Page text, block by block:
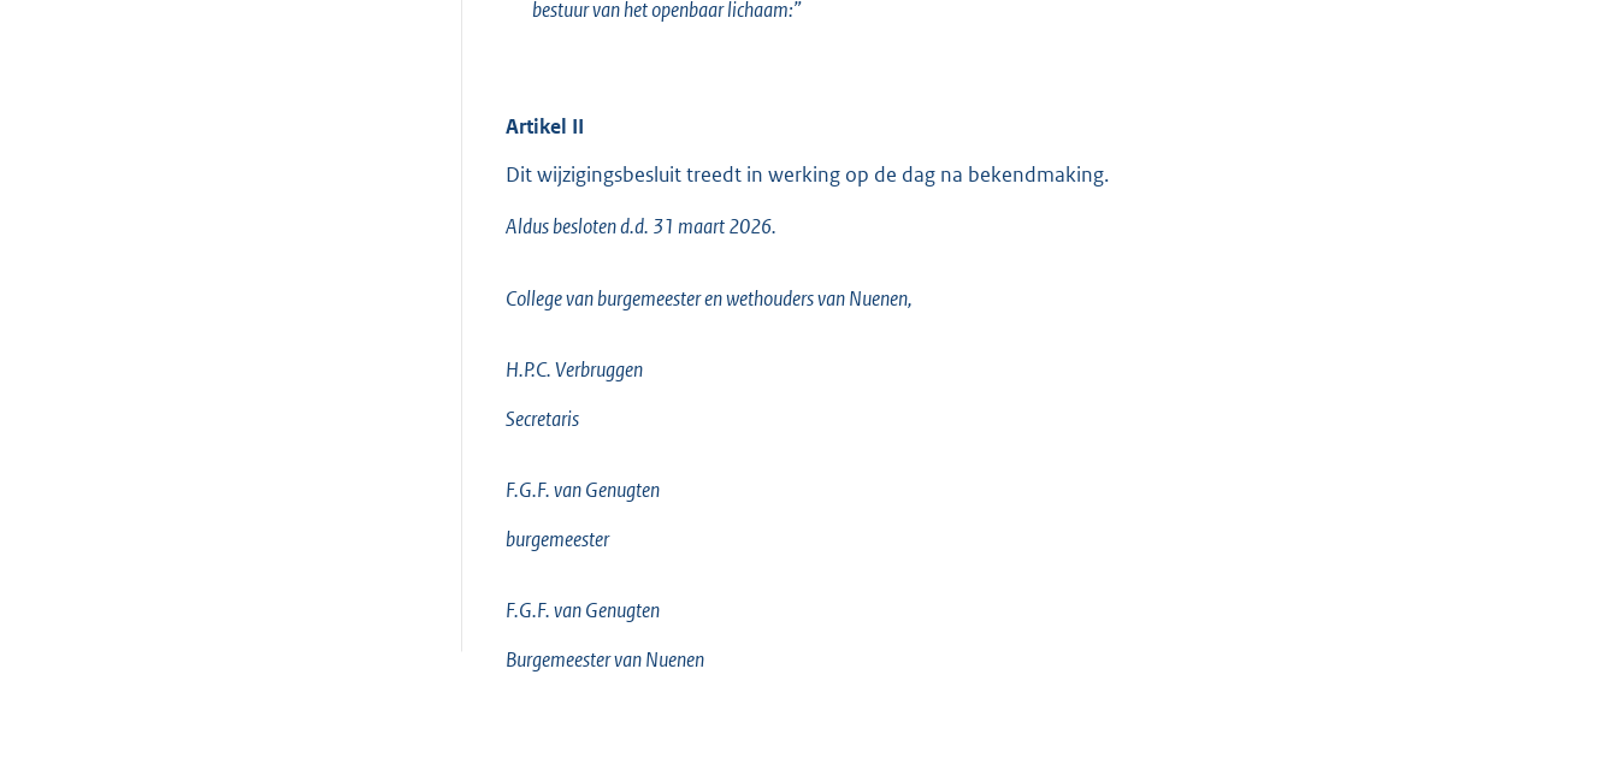
bestuur van het openbaar lichaam:”
Artikel II
Dit wijzigingsbesluit treedt in werking op de dag na bekendmaking.
Aldus besloten d.d. 31 maart 2026.
College van burgemeester en wethouders van Nuenen,
H.P.C. Verbruggen
Secretaris
F.G.F. van Genugten
burgemeester
F.G.F. van Genugten
Burgemeester van Nuenen